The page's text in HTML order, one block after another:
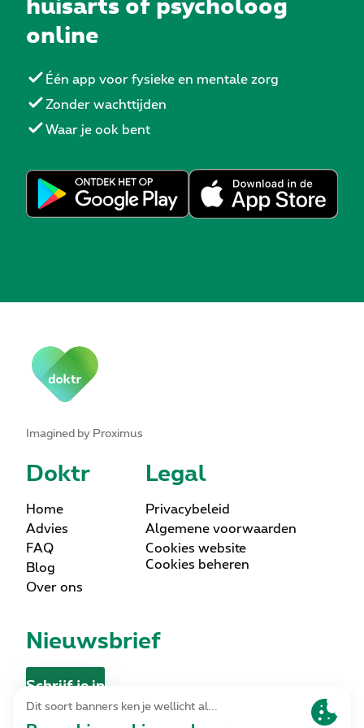
online
Één app voor fysieke en mentale zorg
Zonder wachttijden
Waar je ook bent
Imagined by Proximus
Doktr
Home
Advies
FAQ
Blog
Over ons
Legal
Privacybeleid
Algemene voorwaarden
Cookies website
Cookies beheren
Nieuwsbrief
Schrijf je in
Contact